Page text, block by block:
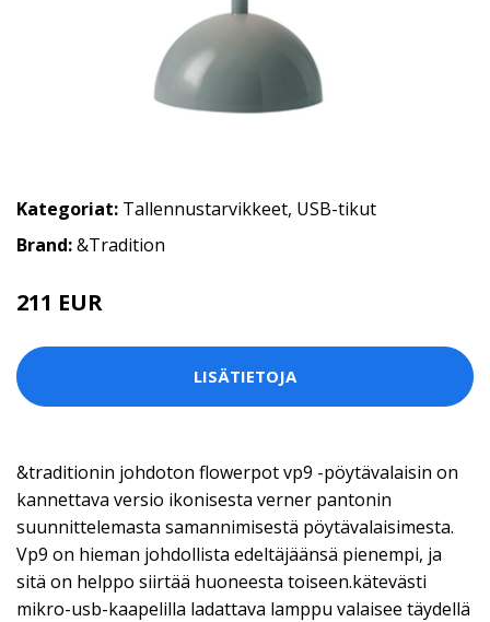
Kategoriat: Tallennustarvikkeet, USB-tikut
Brand:&Tradition
211 EUR
LISÄTIETOJA
&traditionin johdoton flowerpot vp9 -pöytävalaisin on
kannettava versio ikonisesta verner pantonin
suunnittelemasta samannimisestä pöytävalaisimesta.
Vp9 on hieman johdollista edeltäjäänsä pienempi, ja
sitä on helppo siirtää huoneesta toiseen.kätevästi
mikro-usb-kaapelilla ladattava lamppu valaisee täydellä